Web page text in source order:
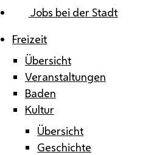
Jobs bei der Stadt
Freizeit
Übersicht
Veranstaltungen
Baden
Kultur
Übersicht
Geschichte